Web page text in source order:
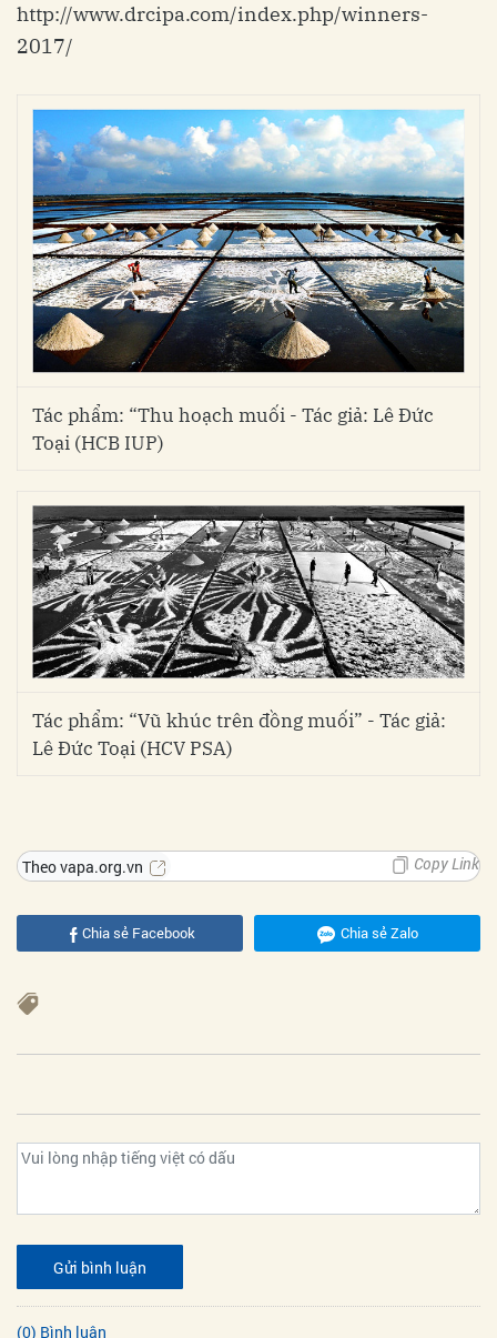
http://www.drcipa.com/index.php/winners-
2017/
Tác phẩm: “Thu hoạch muối - Tác giả: Lê Đức
Toại (HCB IUP)
Tác phẩm: “Vũ khúc trên đồng muối” - Tác giả:
Lê Đức Toại (HCV PSA)
Theo vapa.org.vn Copy Link
Chia sẻ Facebook Chia sẻ Zalo
Gửi bình luận
(0) Bình luận